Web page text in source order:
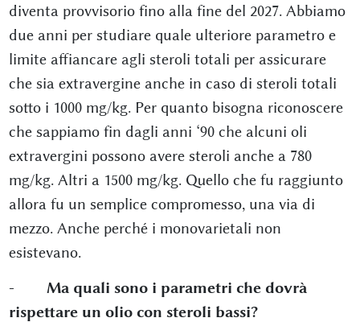
diventa provvisorio fino alla fine del 2027. Abbiamo
due anni per studiare quale ulteriore parametro e
limite affiancare agli steroli totali per assicurare
che sia extravergine anche in caso di steroli totali
sotto i 1000 mg/kg. Per quanto bisogna riconoscere
che sappiamo fin dagli anni ‘90 che alcuni oli
extravergini possono avere steroli anche a 780
mg/kg. Altri a 1500 mg/kg. Quello che fu raggiunto
allora fu un semplice compromesso, una via di
mezzo. Anche perché i monovarietali non
esistevano.
- Ma quali sono i parametri che dovrà
rispettare un olio con steroli bassi?